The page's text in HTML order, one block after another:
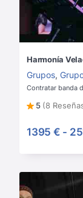
Harmonía
Grupos,
Contratar banda
5 (8
1395 € -